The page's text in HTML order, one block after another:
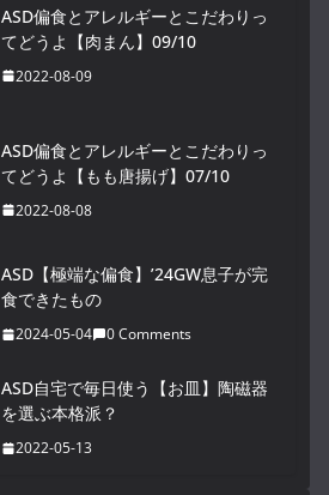
ASD偏食とアレルギーとこだわりっ
てどうよ【肉まん】09/10
2022-08-09
ASD偏食とアレルギーとこだわりっ
てどうよ【もも唐揚げ】07/10
2022-08-08
ASD【極端な偏食】’24GW息子が完
食できたもの
2024-05-04 0 Comments
ASD自宅で毎日使う【お皿】陶磁器
を選ぶ本格派？
2022-05-13